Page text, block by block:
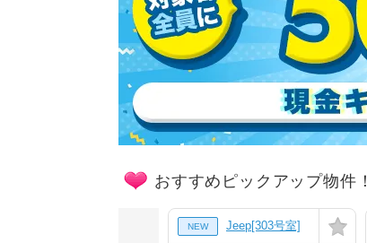
おすすめピックアップ物件！
NEW Jeep[303号室]